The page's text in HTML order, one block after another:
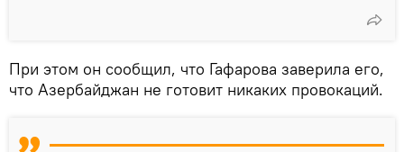
При этом он сообщил, что Гафарова заверила его,
что Азербайджан не готовит никаких провокаций.